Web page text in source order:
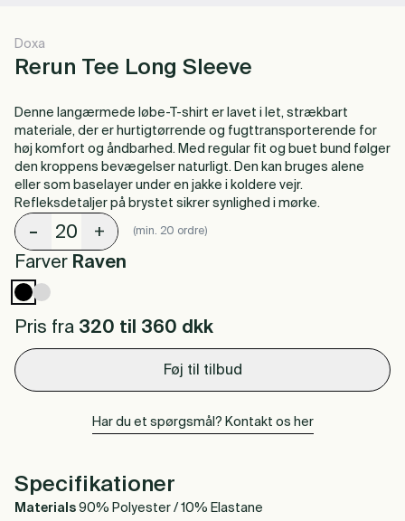
Doxa
Rerun Tee Long Sleeve
Denne langærmede løbe-T-shirt er lavet i let, strækbart
materiale, der er hurtigtørrende og fugttransporterende for
høj komfort og åndbarhed. Med regular fit og buet bund følger
den kroppens bevægelser naturligt. Den kan bruges alene
eller som baselayer under en jakke i koldere vejr.
Refleksdetaljer på brystet sikrer synlighed i mørke.
- + (min. 20 ordre)
Farver Raven
Pris fra 320 til 360 dkk
Føj til tilbud
Har du et spørgsmål? Kontakt os her
Specifikationer
Materials 90% Polyester / 10% Elastane